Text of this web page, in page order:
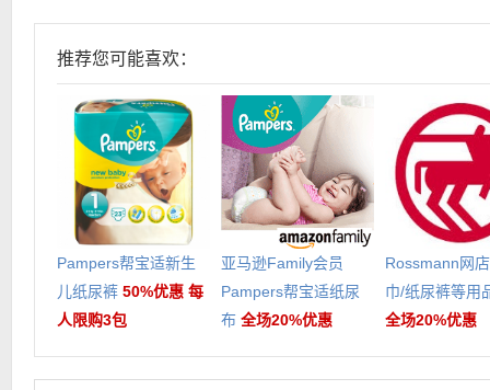
推荐您可能喜欢：
Pampers帮宝适新生
儿纸尿裤 50%优惠 每
人限购3包
亚马逊Family会员
Pampers帮宝适纸尿
布 全场20%优惠
Rossmann网
巾/纸尿裤等用
全场20%优惠